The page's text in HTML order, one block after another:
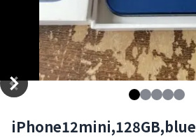
iPhone12mini,128GB,blue